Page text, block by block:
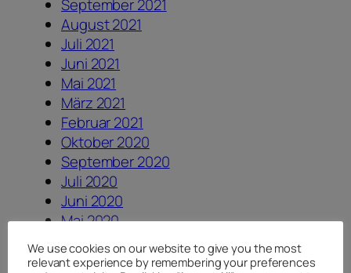
September 2021
August 2021
Juli 2021
Juni 2021
Mai 2021
März 2021
Februar 2021
Oktober 2020
September 2020
Juli 2020
Juni 2020
Mai 2020
April 2020
August 2019
We use cookies on our website to give you the most
relevant experience by remembering your preferences